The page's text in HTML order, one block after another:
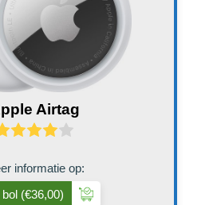
Airtag
informatie op:
bol (€36,00)